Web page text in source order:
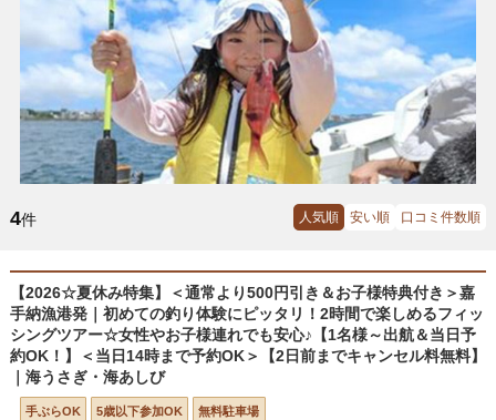
4件 人気順 安い順 口コミ件数順
【2026☆夏休み特集】＜通常より500円引き＆お子様特典付き＞嘉
手納漁港発｜初めての釣り体験にピッタリ！2時間で楽しめるフィッ
シングツアー☆女性やお子様連れでも安心♪【1名様～出航＆当日予
約OK！】＜当日14時まで予約OK＞【2日前までキャンセル料無料】
｜海うさぎ・海あしび
手ぶらOK 5歳以下参加OK 無料駐車場